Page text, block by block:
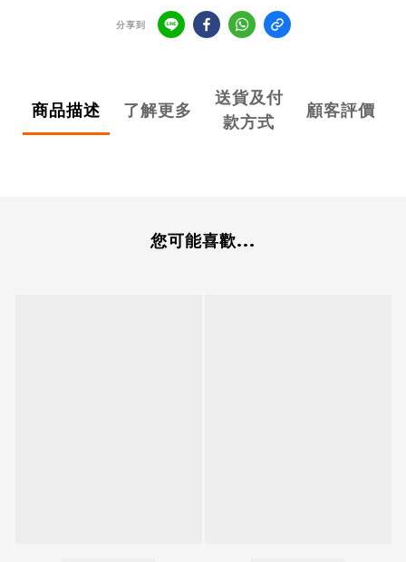
分享到
商品描述 了解更多
送貨及付
款方式
顧客評價
您可能喜歡...